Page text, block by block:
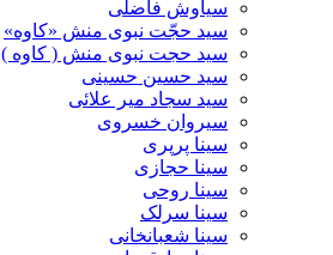
سیاوش فاضلی
سید حجّت نبوی منش «کاوه»
سید حجت نبوی منش ( کاوه )
سید حسین حسینى
سید سجاد میر علائی
سیروان خسروی
سینا پرپری
سینا حجازی
سینا روحی
سینا سرلک
سینا شعبانخانی